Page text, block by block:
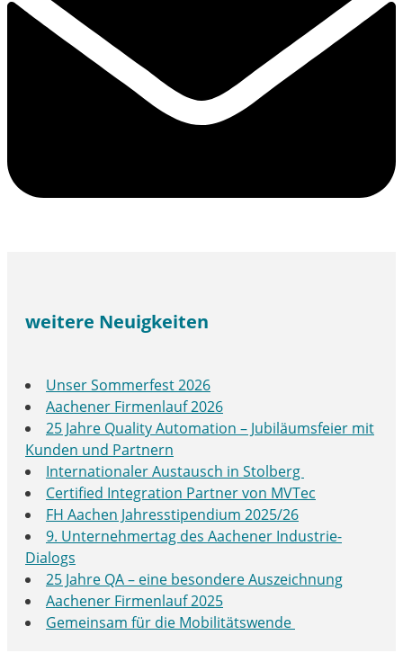
weitere Neuigkeiten
Unser Sommerfest 2026
Aachener Firmenlauf 2026
25 Jahre Quality Automation – Jubiläumsfeier mit
Kunden und Partnern
Internationaler Austausch in Stolberg
Certified Integration Partner von MVTec
FH Aachen Jahresstipendium 2025/26
9. Unternehmertag des Aachener Industrie-
Dialogs
25 Jahre QA – eine besondere Auszeichnung
Aachener Firmenlauf 2025
Gemeinsam für die Mobilitätswende